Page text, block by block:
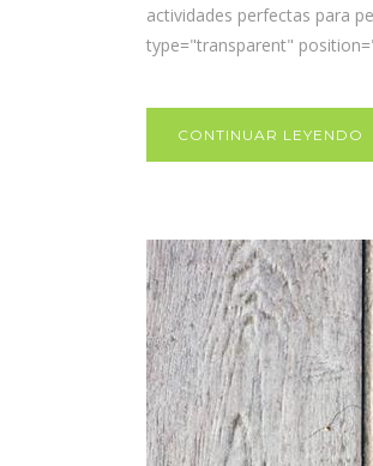
actividades perfectas para
type="transparent"
CONTINUAR LEYENDO